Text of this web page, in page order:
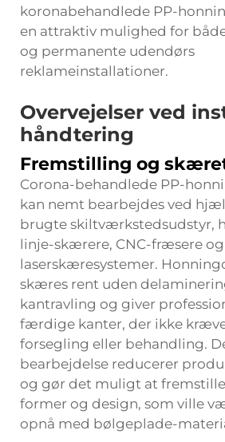
koronabehandlede PP-
en attraktiv mulighed for
og permanente udendørs
reklameinstallationer.
Overvejelser ved
håndtering
Fremstilling og
Corona-behandlede PP-
kan nemt bearbejdes ved
brugte skiltværkstedsudstyr,
linje-skærere, CNC-fræsere og
laserskæresystemer.
skæres rent uden
kantravling og giver
færdige kanter, der ikke
forsegling eller behandling.
bearbejdelse reducerer
og gør det muligt at
former og design, som ville
opnå med bølgeplade-